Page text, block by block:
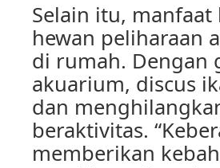
Selain itu,
hewan peliharaan
di rumah. Dengan
akuarium, discus
dan
beraktivitas.
memberikan